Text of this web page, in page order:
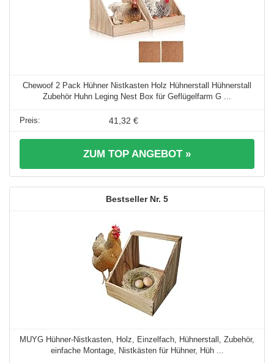
Chewoof 2 Pack Hühner Nistkasten Holz Hühnerstall Hühnerstall
Zubehör Huhn Leging Nest Box für Geflügelfarm G ...
41,32 €
ZUM TOP ANGEBOT »
5
MUYG Hühner-Nistkasten, Holz, Einzelfach, Hühnerstall, Zubehör,
einfache Montage, Nistkästen für Hühner, Hüh ...